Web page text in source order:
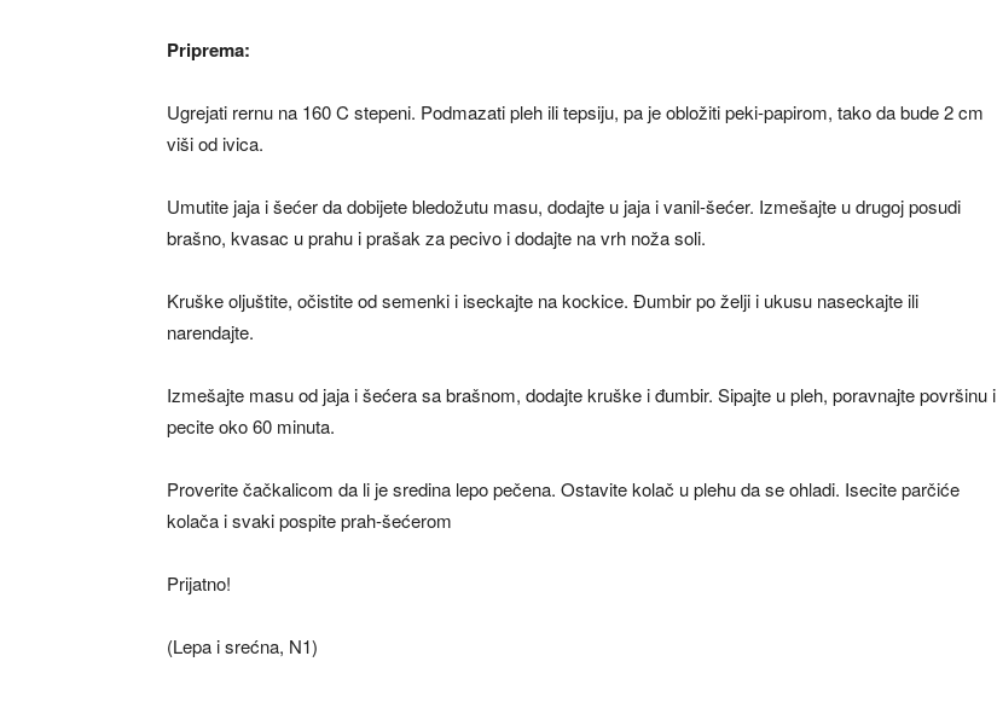
Priprema:
Ugrejati rernu na 160 C stepeni. Podmazati pleh ili tepsiju, pa je obložiti peki-papirom, tako da bude 2 cm
viši od ivica.
Umutite jaja i šećer da dobijete bledožutu masu, dodajte u jaja i vanil-šećer. Izmešajte u drugoj posudi
brašno, kvasac u prahu i prašak za pecivo i dodajte na vrh noža soli.
Kruške oljuštite, očistite od semenki i iseckajte na kockice. Đumbir po želji i ukusu naseckajte ili
narendajte.
Izmešajte masu od jaja i šećera sa brašnom, dodajte kruške i đumbir. Sipajte u pleh, poravnajte površinu i
pecite oko 60 minuta.
Proverite čačkalicom da li je sredina lepo pečena. Ostavite kolač u plehu da se ohladi. Isecite parčiće
kolača i svaki pospite prah-šećerom
Prijatno!
(Lepa i srećna, N1)